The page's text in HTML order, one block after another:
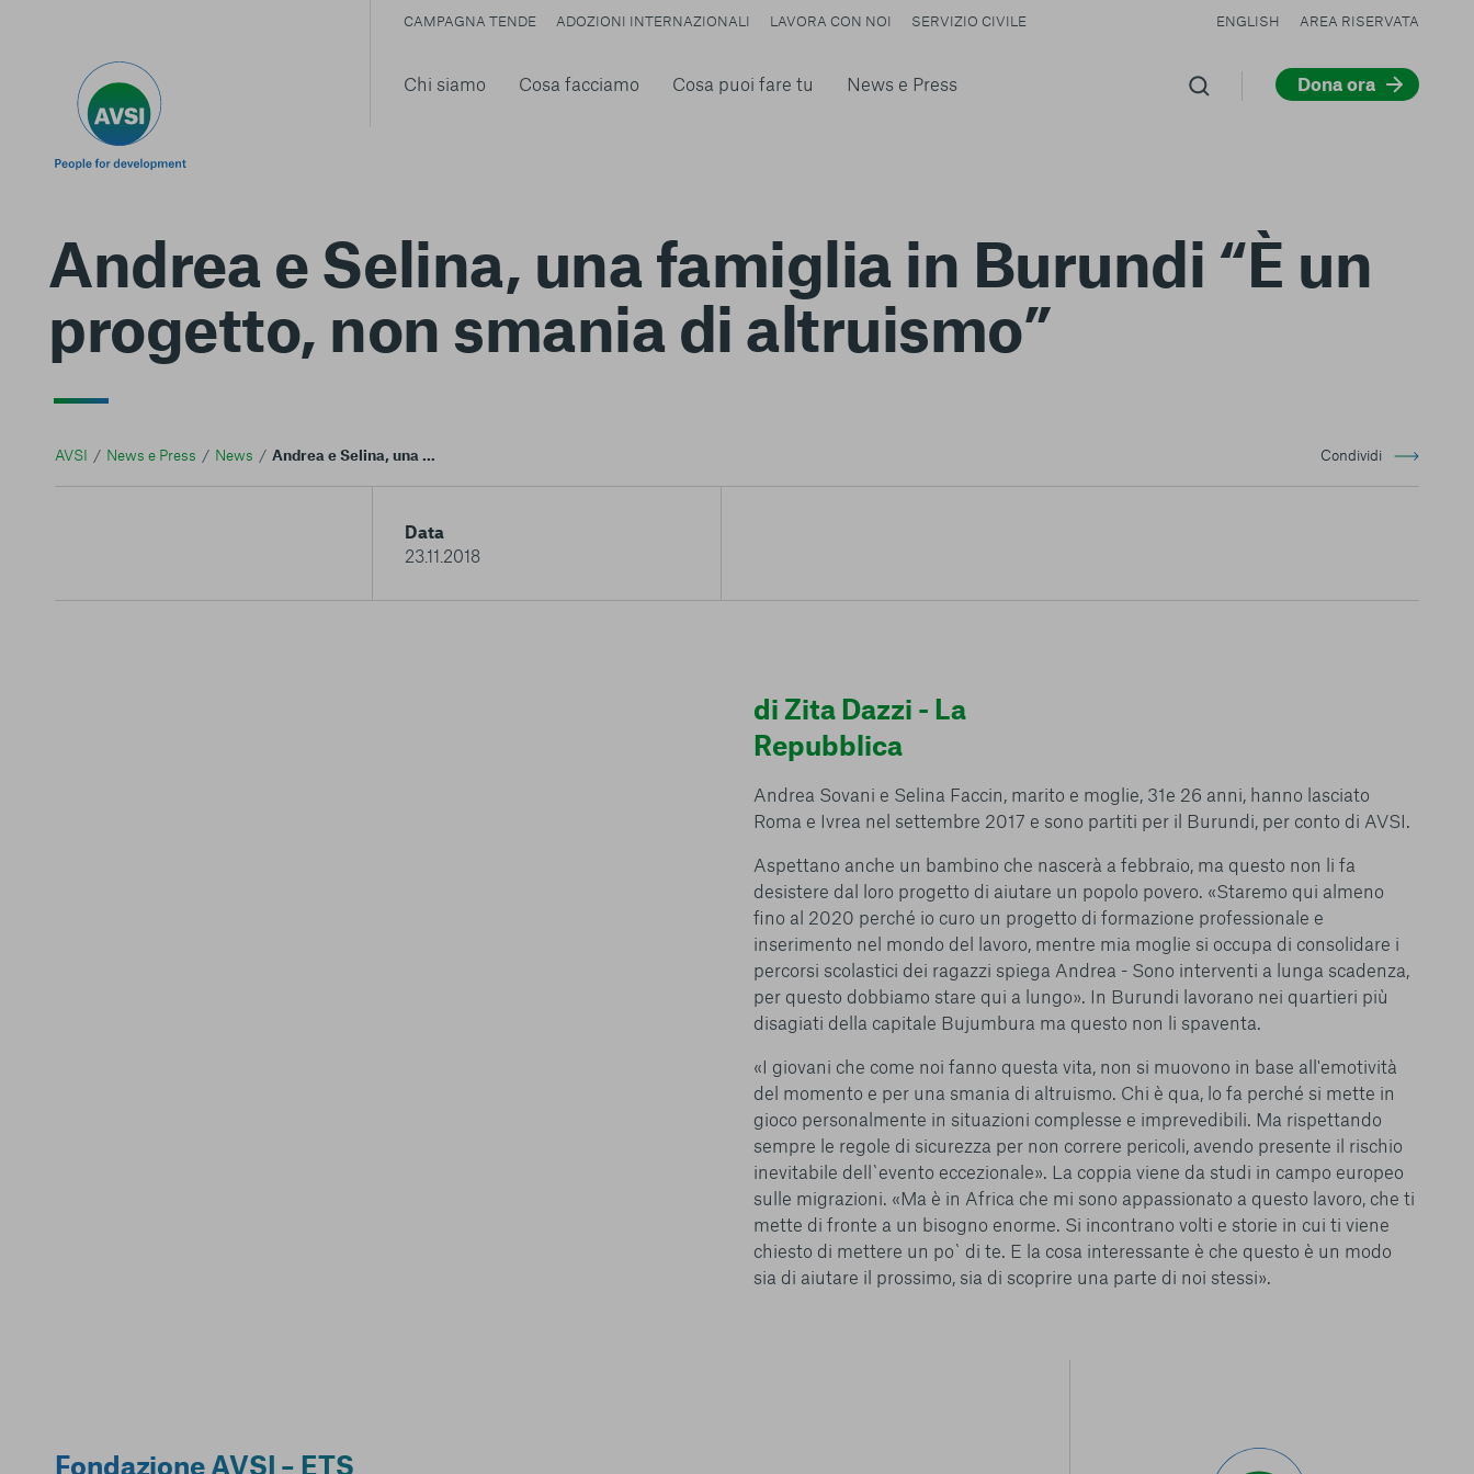
Centro preferenze sulla privacy
I cookie e altre tecnologie simili sono una parte fondamentale del funzionamento
della nostra Piattaforma. L’obiettivo principale dei cookie è rendere l’esperienza di
navigazione più comoda ed efficiente, nonché consentirci di migliorare i nostri
servizi e la Piattaforma stessa. Inoltre, i cookie vengono utilizzati per mostrare
pubblicità che risulti interessante per l’utente quando visita i siti Web e le app di
terzi. Qui sono disponibili tutte le informazioni sui cookie che utilizziamo e sarà
possibile attivarli e/o disattivarli secondo le proprie preferenze, salvo i Cookie
conto del fatto che il blocco di alcuni cookie può condizionare l’esperienza sulla
Piattaforma e il suo funzionamento. Premendo “Conferma le mie scelte”, la
selezione relativa ai cookie effettuata verrà salvata. Se non è stata selezionata
alcuna opzione, premere questo pulsante equivarrà a rifiutare tutti i cookie. Per
ulteriori informazioni, è possibile consultare la nostraUlteriori informazioni
Chi siamo Cosa facciamo Cosa puoi fare tu News e Press Dona ora
CAMPAGNA TENDE ADOZIONI INTERNAZIONALI LAVORA CON NOI SERVIZIO CIVILE ENGLISH AREA RISERVATA
Andrea e Selina, una famiglia in Burundi “È un
progetto, non smania di altruismo”
AVSI News e Press News Andrea e Selina, una famiglia in Burundi "È un progetto, non smania di altruismo" Condividi
Data
23.11.2018
di Zita Dazzi - La
Repubblica
Andrea Sovani e Selina Faccin, marito e moglie, 31e 26 anni, hanno lasciato
Roma e Ivrea nel settembre 2017 e sono partiti per il Burundi, per conto di AVSI.
Aspettano anche un bambino che nascerà a febbraio, ma questo non li fa
desistere dal loro progetto di aiutare un popolo povero. «Staremo qui almeno
fino al 2020 perché io curo un progetto di formazione professionale e
inserimento nel mondo del lavoro, mentre mia moglie si occupa di consolidare i
percorsi scolastici dei ragazzi spiega Andrea - Sono interventi a lunga scadenza,
per questo dobbiamo stare qui a lungo». In Burundi lavorano nei quartieri più
disagiati della capitale Bujumbura ma questo non li spaventa.
«I giovani che come noi fanno questa vita, non si muovono in base all'emotività
del momento e per una smania di altruismo. Chi è qua, lo fa perché si mette in
gioco personalmente in situazioni complesse e imprevedibili. Ma rispettando
sempre le regole di sicurezza per non correre pericoli, avendo presente il rischio
inevitabile dell`evento eccezionale». La coppia viene da studi in campo europeo
sulle migrazioni. «Ma è in Africa che mi sono appassionato a questo lavoro, che ti
mette di fronte a un bisogno enorme. Si incontrano volti e storie in cui ti viene
chiesto di mettere un po` di te. E la cosa interessante è che questo è un modo
sia di aiutare il prossimo, sia di scoprire una parte di noi stessi».
Fondazione AVSI – ETS